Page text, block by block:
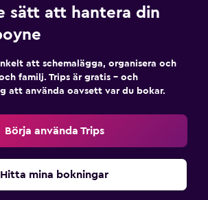
sätt att hantera din
att schemalägga, organisera och
familj. Trips är gratis – och
att använda oavsett var du bokar.
Börja använda Trips
Hitta mina bokningar